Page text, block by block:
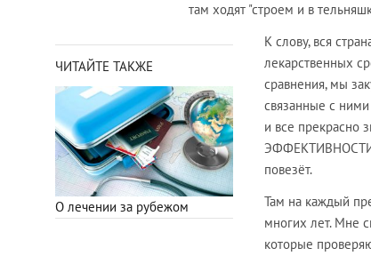
там ходят "строем и в
ЧИТАЙТЕ ТАКЖЕ
О лечении за рубежом
К слову, вся
лекарственных
сравнения, мы
связанные с
и все прекрасно
ЭФФЕКТИВНОСТИ.
повезёт.
Там на каждый
многих лет. Мне
которые